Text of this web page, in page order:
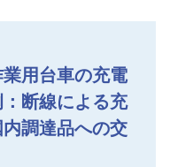
業用台車の充電
断線による充
調達品への交